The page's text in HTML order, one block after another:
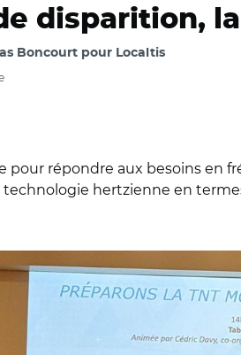
disparition,
Boncourt pour Localtis
pour répondre aux besoins en
hertzienne en